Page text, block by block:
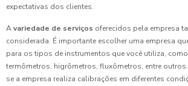
expectativas dos clientes.
Avariedade de serviços oferecidos pela empresa
considerada. É importante escolher uma empresa
para os tipos de instrumentos que você utiliza,
termômetros, higrômetros, fluxômetros, entre
se a empresa realiza calibrações em diferentes